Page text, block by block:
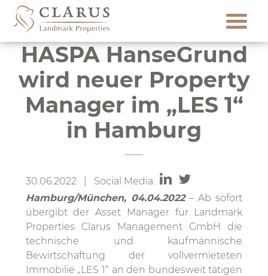
Skip
content
HASPA HanseGrund
wird neuer Property
Manager im „LES 1“
in Hamburg
30.06.2022 | Social Media:
Hamburg/München, 04.04.2022– Ab sofort
übergibt der Asset Manager für Landmark
Properties Clarus Management GmbH die
technische und kaufmännische
Bewirtschaftung der vollvermieteten
Immobilie „LES 1“ an den bundesweit tätigen